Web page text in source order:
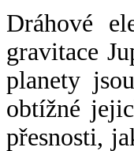
Dráhové
gravitace
planety
obtížné
přesnosti,